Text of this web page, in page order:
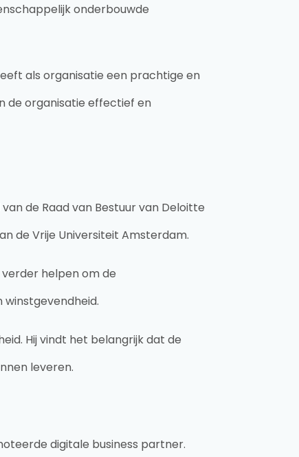
onderbouwde
als organisatie een prachtige en
de organisatie effectief en
de Raad van Bestuur van Deloitte
de Vrije Universiteit Amsterdam.
helpen om de
Hij vindt het belangrijk dat de
leveren.
digitale business partner.